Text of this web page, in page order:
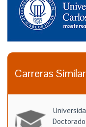
Carreras